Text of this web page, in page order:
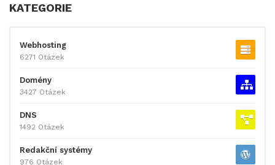
KATEGORIE
Webhosting
6271 Otázek
Domény
3427 Otázek
DNS
1492 Otázek
Redakční systémy
976 Otázek